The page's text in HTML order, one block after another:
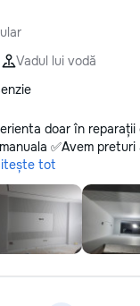
спешите
ваш
Vadul lui vodă
doar în reparații
✅️Avem preturi
tot